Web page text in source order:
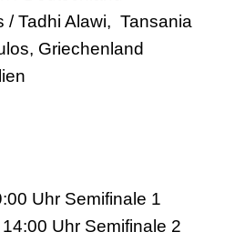
/ Tadhi Alawi, Tansania
Griechenland
Uhr Semifinale 1
Uhr Semifinale 2